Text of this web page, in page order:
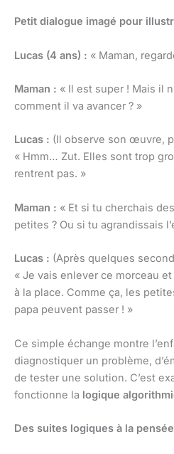
Petit dialogue imagé pour
Lucas (4 ans) : « Maman,
Maman : « Il est super ! Mais il
comment il va avancer ? »
Lucas : (Il observe son œuvre,
« Hmm… Zut. Elles sont trop
rentrent pas. »
Maman : « Et si tu cherchais
petites ? Ou si tu agrandissais
Lucas : (Après quelques
« Je vais enlever ce morceau
à la place. Comme ça, les
papa peuvent passer ! »
Ce simple échange montre
diagnostiquer un problème,
de tester une solution. C’est
fonctionne la logique
Des suites logiques à la